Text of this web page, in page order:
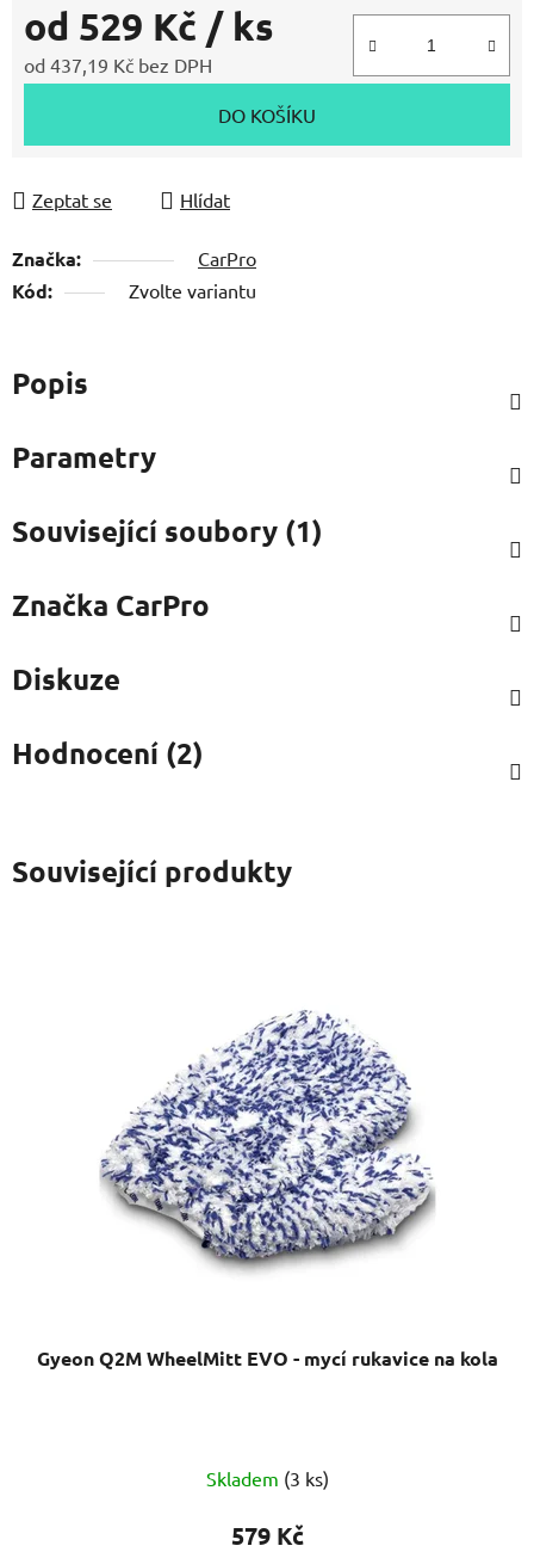
od 529 Kč / ks
od 437,19 Kč bez DPH
DO KOŠÍKU
Zeptat se Hlídat
Značka: CarPro
Kód: Zvolte variantu
Popis
Parametry
Související soubory (1)
Značka CarPro
Diskuze
Hodnocení (2)
Související produkty
Gyeon Q2M WheelMitt EVO - mycí rukavice na kola
Skladem (3 ks)
579 Kč